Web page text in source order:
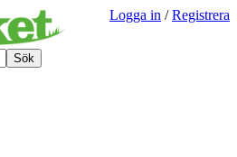
Logga in /Registrera